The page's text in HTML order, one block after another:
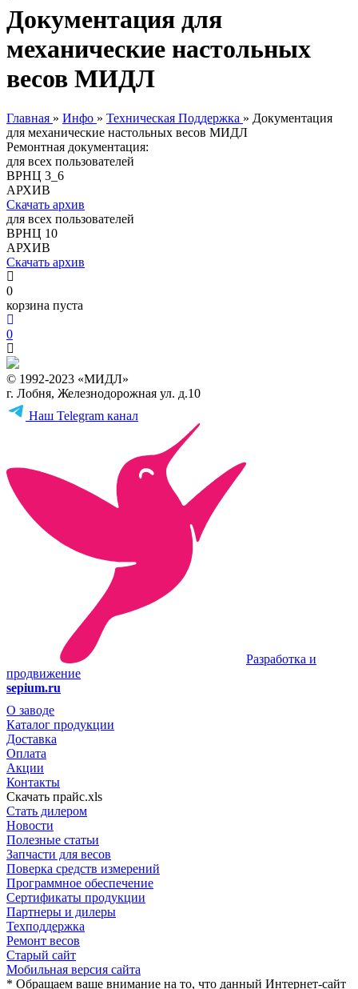
Документация для
механические настольных
весов МИДЛ
Главная » Инфо » Техническая Поддержка » Документация
для механические настольных весов МИДЛ
Ремонтная документация:
для всех пользователей
ВРНЦ 3_6
АРХИВ
Скачать архив
для всех пользователей
ВРНЦ 10
АРХИВ
Скачать архив
0
корзина пуста
0
© 1992-2023 «МИДЛ»
г. Лобня, Железнодорожная ул. д.10
Наш Telegram канал
Разработка и
продвижение
sepium.ru
О заводе
Каталог продукции
Доставка
Оплата
Акции
Контакты
Скачать прайс.xls
Стать дилером
Новости
Полезные статьи
Запчасти для весов
Поверка средств измерений
Программное обеспечение
Сертификаты продукции
Партнеры и дилеры
Техподдержка
Ремонт весов
Старый сайт
Мобильная версия сайта
* Обращаем ваше внимание на то, что данный Интернет-сайт